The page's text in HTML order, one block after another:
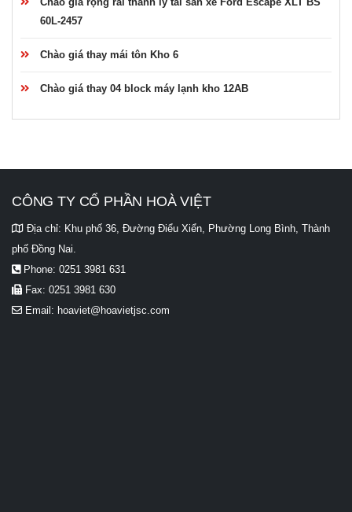
60L-2457
Chào giá thay mái tôn Kho 6
Chào giá thay 04 block máy lạnh kho 12AB
CÔNG TY CỔ PHẦN HOÀ VIỆT
Địa chỉ: Khu phố 36, Đường Điểu Xiển, Phường Long Bình, Thành
phố Đồng Nai.
Phone: 0251 3981 631
Fax: 0251 3981 630
Email: hoaviet@hoavietjsc.com